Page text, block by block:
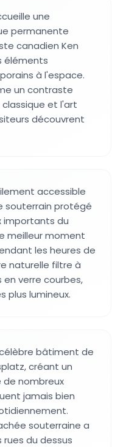
une
permanente
canadien Ken
éléments
à l'espace.
un contraste
et l'art
découvrent
accessible
souterrain protégé
importants du
meilleur moment
les heures de
naturelle filtre à
verre courbes,
plus lumineux.
bâtiment de
créant un
nombreux
jamais bien
souterraine a
du dessus